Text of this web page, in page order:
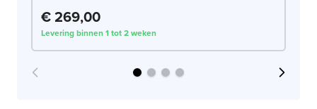
€ 269,00
Levering binnen 1 tot 2 weken